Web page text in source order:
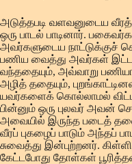
அடுத்தபடி வளவனுடைய
ஒரு பாடல் பாடினார்.
அவர்களுடைய நாட்டுக்குச்
பணிய வைத்து அவர்கள்
வந்ததையும், அவ்வாறு
அழித் ததையும்,
யவர்களைக் கொல்லாமல்
பின்னும் ஒரு புலவர் அவன்
அவையில் இருந்த படைத்
வீரப் புகழைப் பாடும் அந்தப்
சுவைத்து இன்புற்றனர்.
கேட்டபோது தோள்கள்